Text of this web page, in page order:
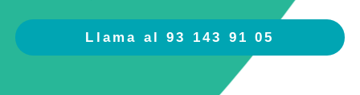
Llama al 93 143 91 05